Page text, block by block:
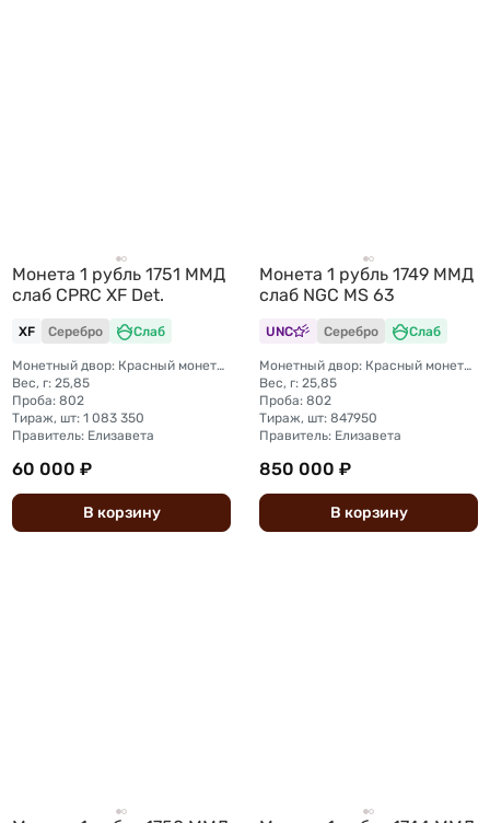
Монета 1 рубль 1751 ММД
слаб CPRC XF Det.
XF Серебро Слаб
Монетный двор: Красный монетный двор (Москва)
Вес, г: 25,85
Проба: 802
Тираж, шт: 1 083 350
Правитель: Елизавета
60 000 ₽
В корзину
Монета 1 рубль 1749 ММД
слаб NGC MS 63
UNC Серебро Слаб
Монетный двор: Красный монетный двор (Москва)
Вес, г: 25,85
Проба: 802
Тираж, шт: 847950
Правитель: Елизавета
850 000 ₽
В корзину